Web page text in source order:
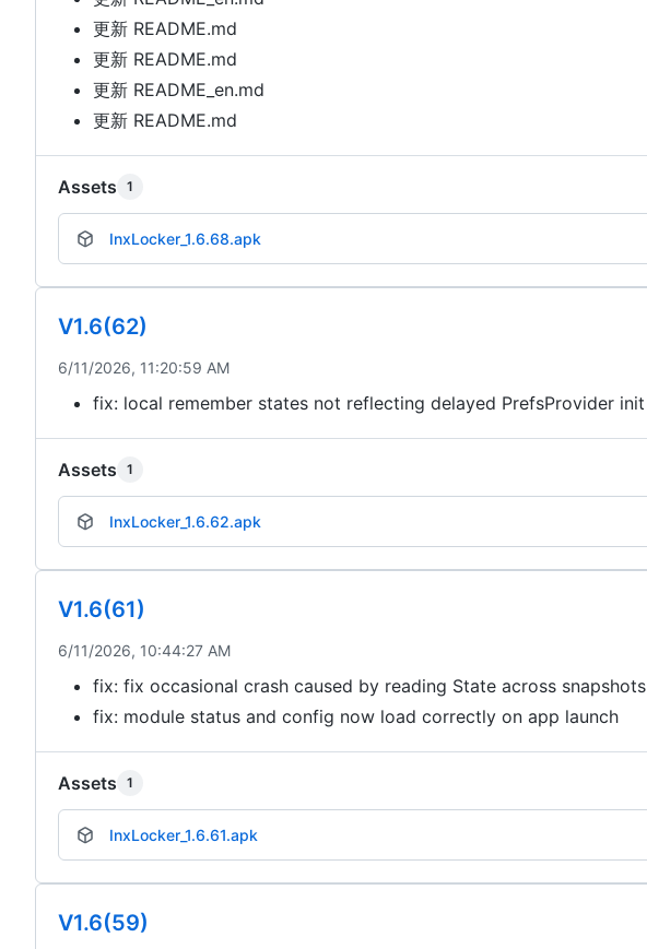
更新 README.md
更新 README.md
更新 README_en.md
更新 README.md
Assets 1
InxLocker_1.6.68.apk
V1.6(62)
6/11/2026, 11:20:59 AM
fix: local remember states not reflecting delayed PrefsProvider init
Assets 1
InxLocker_1.6.62.apk
V1.6(61)
6/11/2026, 10:44:27 AM
fix: fix occasional crash caused by reading State across snapshots
fix: module status and config now load correctly on app launch
Assets 1
InxLocker_1.6.61.apk
V1.6(59)